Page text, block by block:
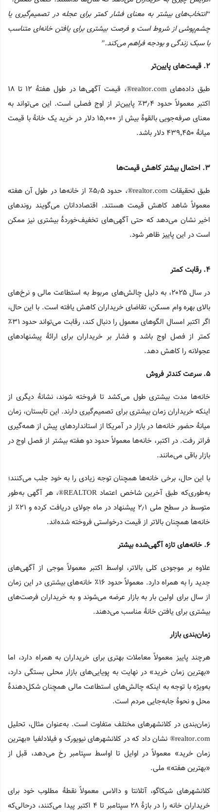
“انتخاب‌های بیشتر به معنای فشار کمتر برای عجله در تصمیم‌گیری یا
چشم‌پوشی از شروط است و فرصت بیشتری برای یافتن خانه‌ای متناسب
با سبک زندگی و بودجه فراهم می‌کند.”
۲. قیمت‌های پایین‌تر
طبق داده‌های realtor.com®، قیمت آگهی‌ها در طول هفتهٔ ۱۲ تا ۱۸
اکتبر معمولاً حدود ۳٫۴٪ پایین‌تر از اوج فصلی است. این می‌تواند به
معنای صرفه‌جویی بالقوهٔ بیش از ۱۵٬۰۰۰ دلار در خرید یک خانهٔ با قیمت
میانهٔ ۴۳۹٬۴۵۰ دلار باشد.
۳. احتمال بیشتر کاهش قیمت‌ها
طبق تحقیقات realtor.com®، حدود ۵٫۵٪ از خانه‌ها در طول آن هفته
معمولاً شاهد کاهش قیمت هستند. اقتصاددانان می‌گویند روندهای
اخیر نشان می‌دهد که حتی آگهی‌های تخفیف‌خوردهٔ بیشتری نیز ممکن
است در این پاییز ظاهر شود.
۴. رقابت کمتر
در سال ۲۰۲۵، به دلیل چالش‌های مربوط به استطاعت مالی و نرخ‌های
بالای بهره وام مسکن، تقاضای خریداران کاهش یافته است. با این حال،
اگر اکتبر امسال الگوهای معمول را دنبال کند، رقابت می‌تواند حدود ۳۱٪
کمتر از فصل اوج باشد و فشار بر خریداران برای ارائهٔ پیشنهادهای
عجولانه را کاهش دهد.
۵.سرعت کندتر فروش
خانه‌ها مدت بیشتری طول می‌کشد تا فروخته شوند، نشانهٔ دیگری از
اینکه خریداران زمان بیشتری برای تصمیم‌گیری دارند. این تابستان، زمان
میانهٔ حضور خانه‌ها در بازار در آمریکا از استانداردهای پیش از همه‌گیری
فراتر رفت. در اکتبر، خانه‌ها معمولاً حدود دو هفته بیشتر از فصل اوج در
بازار باقی می‌مانند.
با این حال، برخی خانه‌ها همچنان توجه زیادی را به خود جلب می‌کنند؛
به‌طوری‌که طبق آخرین شاخص اعتماد REALTOR®، هر آگهی به‌طور
متوسط در سطح ملی ۲٫۱ پیشنهاد در ماه جولای دریافت کرده و ۲۱٪ از
خانه‌ها همچنان بالاتر از قیمت درخواستی فروخته شده‌اند.
۶. خانه‌های تازه آگهی‌شده بیشتر
علاوه بر موجودی کلی بالاتر، اواسط اکتبر معمولاً موجی از آگهی‌های
جدید را به همراه دارد. معمولاً حدود ۱۶٪ خانه‌های بیشتری در این زمان
از سال برای اولین بار به بازار عرضه می‌شوند و به خریداران فرصت‌های
بیشتری برای یافتن خانهٔ مناسب می‌دهند.
زمان‌بندی بازار
هرچند پاییز معمولاً معاملات بهتری برای خریداران به همراه دارد، اما
«بهترین زمان خرید» در نهایت به پویایی‌های بازار محلی بستگی دارد،
به‌ویژه با توجه به اینکه چالش‌های استطاعت مالی همچنان شکل‌دهندهٔ
محل و نحوهٔ جابه‌جایی مردم است.
زمان‌بندی در کلانشهرهای مختلف متفاوت است. به‌عنوان مثال، تحلیل
realtor.com® نشان داد که در کلانشهرهای نیویورک و فیلادلفیا «بهترین
زمان خرید» معمولاً در اوایل تا اواسط سپتامبر رخ می‌دهد، قبل از
«بهترین هفته» ملی.
کلانشهرهای شیکاگو، آتلانتا و دالاس معمولاً نقطهٔ مطلوب خود برای
خریداران خانه را در بازهٔ ۲۸ سپتامبر تا ۴ اکتبر پیدا می‌کنند، درحالی‌که